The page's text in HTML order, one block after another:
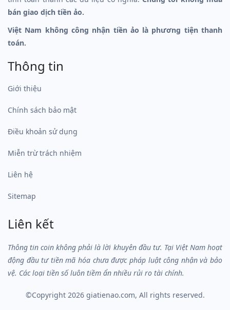
bán giao dịch tiền ảo.
Việt Nam không công nhận tiền ảo là phương tiện thanh
toán.
Thông tin
Giới thiệu
Chính sách bảo mật
Điều khoản sử dụng
Miễn trừ trách nhiệm
Liên hệ
Sitemap
Liên kết
Thông tin coin không phải là lời khuyên đầu tư. Tại Việt Nam hoạt
động đầu tư tiền mã hóa chưa được pháp luật công nhận và bảo
vệ. Các loại tiền số luôn tiềm ẩn nhiều rủi ro tài chính.
©Copyright 2026 giatienao.com, All rights reserved.